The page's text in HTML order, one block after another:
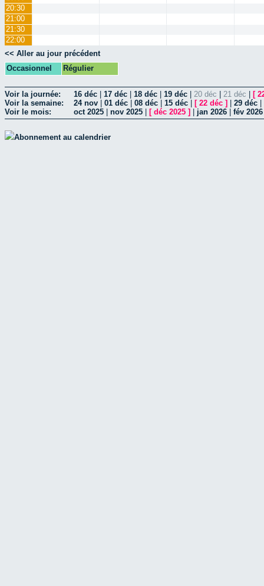
20:30
21:00
21:30
22:00
<< Aller au jour précédent
Occasionnel
Régulier
Voir la journée: 16 déc 17 déc 18 déc 19 déc 20 déc 21 déc [
Voir la semaine:
24 nov 01 déc 08 déc 15 déc [ 22 déc ] 29 déc
Voir le mois:
oct 2025 nov 2025 [ déc 2025 ] jan 2026 fév 2026
Abonnement au calendrier